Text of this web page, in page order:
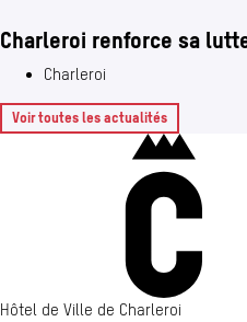
Charleroi renforce sa
Charleroi
Voir toutes les actualités
Hôtel de Ville de Charleroi